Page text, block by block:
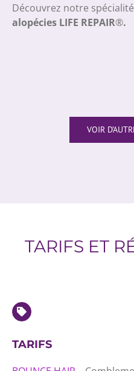
Découvrez notre
alopécies LIFE REPAIR®.
VOIR
TARIFS ET
TARIFS